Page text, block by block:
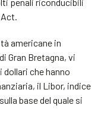
americane in
Gran Bretagna, vi
che hanno
il Libor, indice
base del quale si